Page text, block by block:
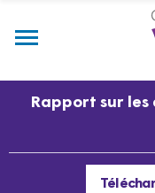
Rapport sur les